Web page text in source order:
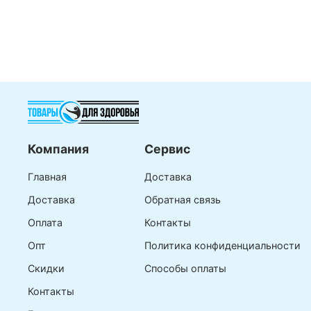
Компания
Главная
Доставка
Оплата
Опт
Скидки
Контакты
Сервис
Доставка
Обратная связь
Контакты
Политика конфиденциальности
Способы оплаты